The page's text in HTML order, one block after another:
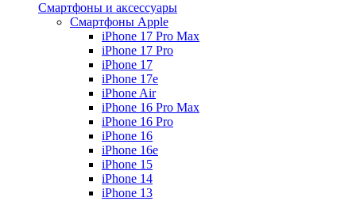
Смартфоны и аксессуары
Смартфоны Apple
iPhone 17 Pro Max
iPhone 17 Pro
iPhone 17
iPhone 17e
iPhone Air
iPhone 16 Pro Max
iPhone 16 Pro
iPhone 16
iPhone 16e
iPhone 15
iPhone 14
iPhone 13